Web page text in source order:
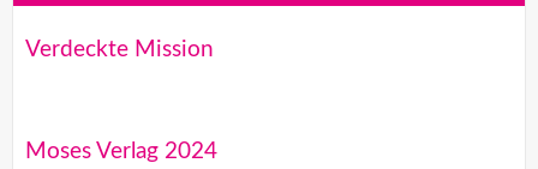
Verdeckte Mission
Moses Verlag 2024